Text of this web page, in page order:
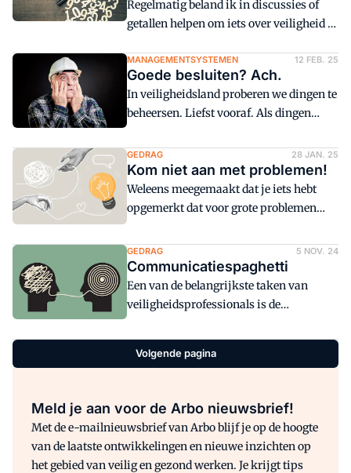
Regelmatig beland ik in discussies of
getallen helpen om iets over veiligheid te
vraag in veiligheid is hier het enige
juiste antwoord: 'Dat hangt ervan af'.
Maar we kunnen eens een beetje
mijmeren aan de hand van wat officiële
MANAGEMENTSYSTEMEN 12 FEB. 25
Goede besluiten? Ach.
In veiligheidsland proberen we dingen te
beheersen. Liefst vooraf. Als dingen
beter hoe ermee om te gaan. Met goede
besluiten fouten voorkomen voordat ze
gebeuren, is de beste manier van
beheersing.
GEDRAG 28 JAN. 25
Kom niet aan met problemen!
Weleens meegemaakt dat je iets hebt
opgemerkt dat voor grote problemen
attendeert, reageert met: 'Prima dat je
een probleem meldt, maar ik verwacht
ook dat je met oplossingen komt'?
GEDRAG 5 NOV. 24
Communicatiespaghetti
Een van de belangrijkste taken van
veiligheidsprofessionals is de
van veiligheid met anderen. Immers,
alléén kunnen we veiligheid niet of
Volgende pagina
Meld je aan voor de Arbo nieuwsbrief!
Met de e-mailnieuwsbrief van Arbo blijf je op de hoogte
van de laatste ontwikkelingen en nieuwe inzichten op
het gebied van veilig en gezond werken. Je krijgt tips